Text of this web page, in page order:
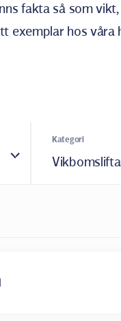
fakta så som
exemplar hos våra
Kategori